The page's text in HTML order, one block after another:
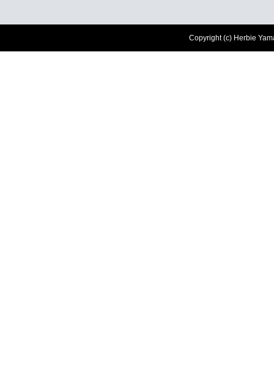
Copyright (c) Herbie